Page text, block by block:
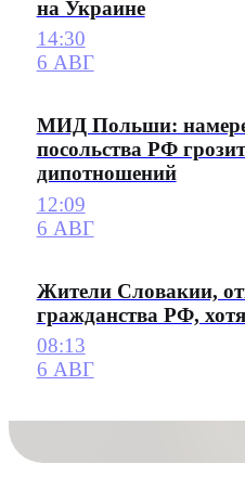
на Украине
14:30
6 АВГ
МИД Польши:
посольства РФ
дипотношений
12:09
6 АВГ
Жители Словакии,
гражданства РФ,
08:13
6 АВГ